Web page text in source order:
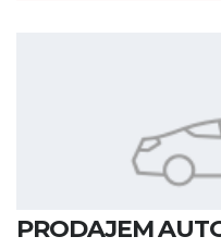
PRODAJEM